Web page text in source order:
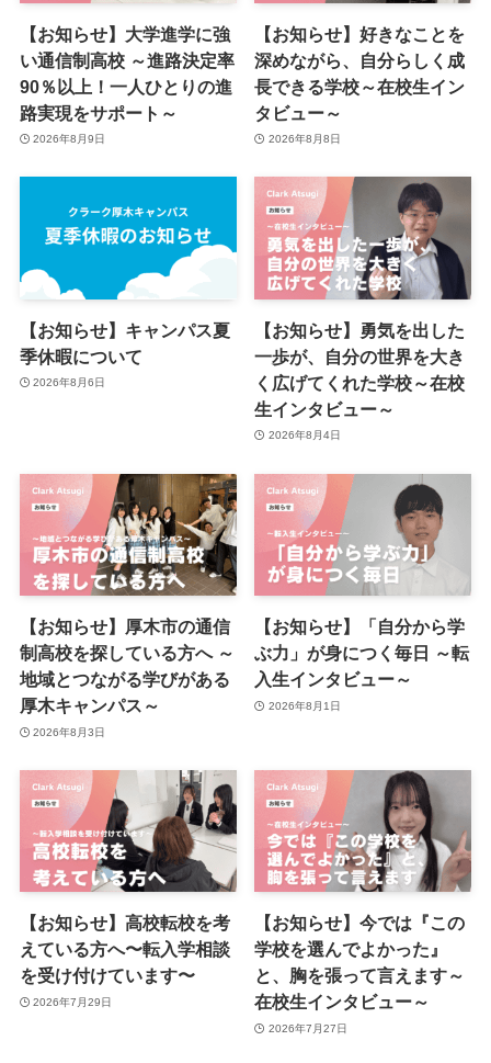
【お知らせ】大学進学に強
い通信制高校 ～進路決定率
90％以上！一人ひとりの進
路実現をサポート～
2026年8月9日
【お知らせ】好きなことを
深めながら、自分らしく成
長できる学校～在校生イン
タビュー～
2026年8月8日
【お知らせ】キャンパス夏
季休暇について
2026年8月6日
【お知らせ】勇気を出した
一歩が、自分の世界を大き
く広げてくれた学校～在校
生インタビュー～
2026年8月4日
【お知らせ】厚木市の通信
制高校を探している方へ ～
地域とつながる学びがある
厚木キャンパス～
2026年8月3日
【お知らせ】「自分から学
ぶ力」が身につく毎日 ～転
入生インタビュー～
2026年8月1日
【お知らせ】高校転校を考
えている方へ〜転入学相談
を受け付けています〜
2026年7月29日
【お知らせ】今では『この
学校を選んでよかった』
と、胸を張って言えます～
在校生インタビュー～
2026年7月27日